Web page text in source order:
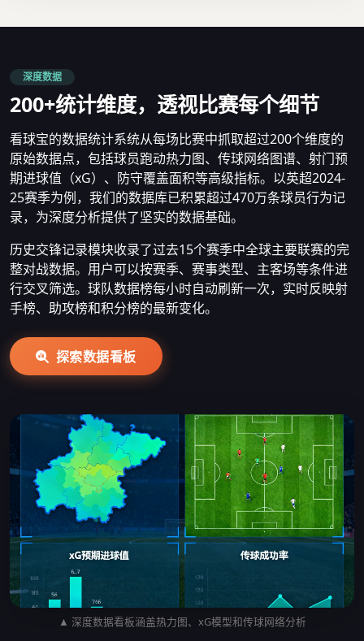
深度数据
200+统计维度，透视比赛每个细节
看球宝的数据统计系统从每场比赛中抓取超过200个维度的
原始数据点，包括球员跑动热力图、传球网络图谱、射门预
期进球值（xG）、防守覆盖面积等高级指标。以英超2024-
25赛季为例，我们的数据库已积累超过470万条球员行为记
录，为深度分析提供了坚实的数据基础。
历史交锋记录模块收录了过去15个赛季中全球主要联赛的完
整对战数据。用户可以按赛季、赛事类型、主客场等条件进
行交叉筛选。球队数据榜每小时自动刷新一次，实时反映射
手榜、助攻榜和积分榜的最新变化。
探索数据看板
▲ 深度数据看板涵盖热力图、xG模型和传球网络分析